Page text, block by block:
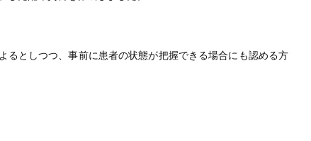
るとしつつ、事前に患者の状態が把握できる場合にも認める方